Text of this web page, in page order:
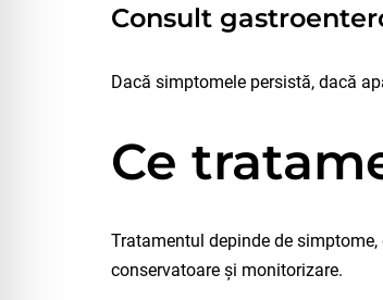
Consult
Dacă simptomele persistă, dacă
Ce
Tratamentul depinde de
conservatoare și monitorizare.